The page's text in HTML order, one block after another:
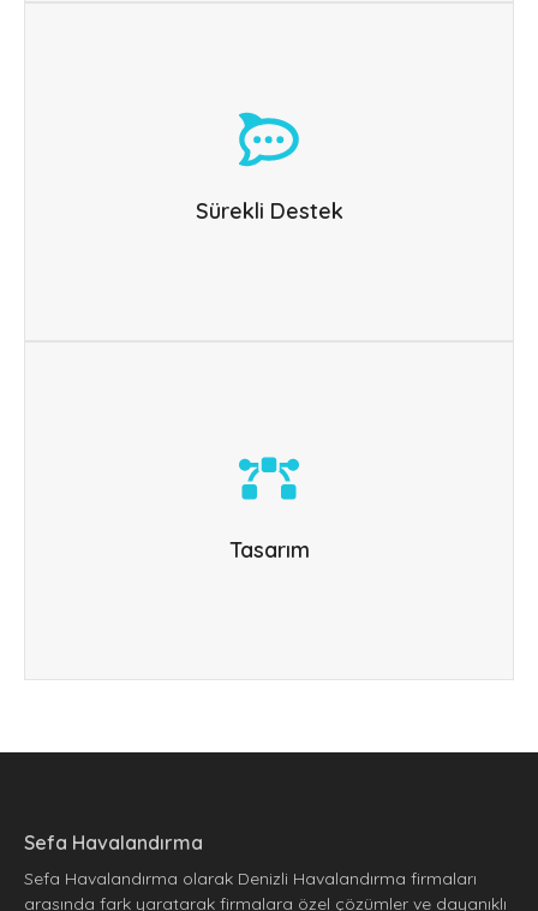
Sürekli Destek
Sürekli Destek
sağlarız. Müşteri memnuniyeti en önemli ilkemiz.
Tasarım
Tasarım
çözümler üretiriz.
Sefa Havalandırma
Sefa Havalandırma olarak Denizli Havalandırma firmaları
arasında fark yaratarak firmalara özel çözümler ve dayanıklı